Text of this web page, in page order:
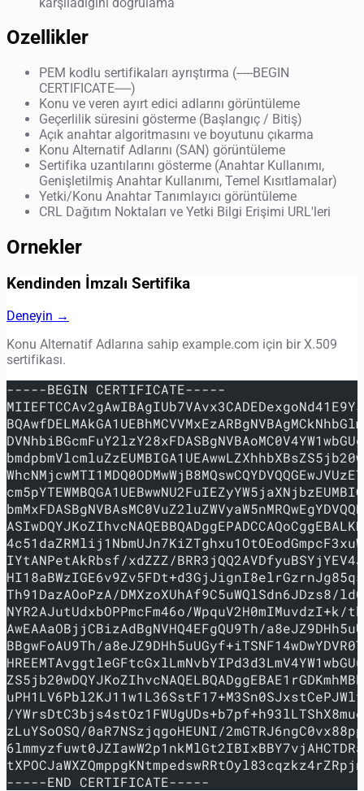
Ozellikler
PEM kodlu sertifikaları ayrıştırma (-----BEGIN
CERTIFICATE-----)
Konu ve veren ayırt edici adlarını görüntüleme
Geçerlilik süresini gösterme (Başlangıç / Bitiş)
Açık anahtar algoritmasını ve boyutunu çıkarma
Konu Alternatif Adlarını (SAN) görüntüleme
Sertifika uzantılarını gösterme (Anahtar Kullanımı,
Genişletilmiş Anahtar Kullanımı, Temel Kısıtlamalar)
Yetki/Konu Anahtar Tanımlayıcı görüntüleme
CRL Dağıtım Noktaları ve Yetki Bilgi Erişimi URL'leri
Ornekler
Kendinden İmzalı Sertifika
Deneyin →
Konu Alternatif Adlarına sahip example.com için bir X.509
sertifikası.
-----BEGIN CERTIFICATE-----
IYtANPetAkRbsf/xdZZZ/
Th91DazAOoPzA/DMXzoXUhAf9C5uWQlSdn6JDzs8/
NYR2AJutUdxbOPPmcFm46o/WpquV2H0mIMuvdzI+k/
AwEAAaOBjjCBizAdBgNVHQ4EFgQU9Th/
BBgwFoAU9Th/
/
zLuYSoOSQ/0aR7NSzjqgoHEUNI/
-----END CERTIFICATE-----